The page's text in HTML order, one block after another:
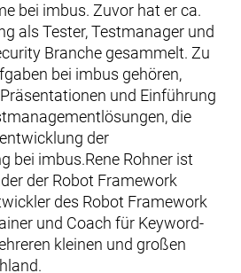
bei imbus. Zuvor hat er ca.
als Tester, Testmanager und
Branche gesammelt. Zu
bei imbus gehören,
und Einführung
die
der
bei imbus.Rene Rohner ist
der Robot Framework
des Robot Framework
und Coach für Keyword-
kleinen und großen